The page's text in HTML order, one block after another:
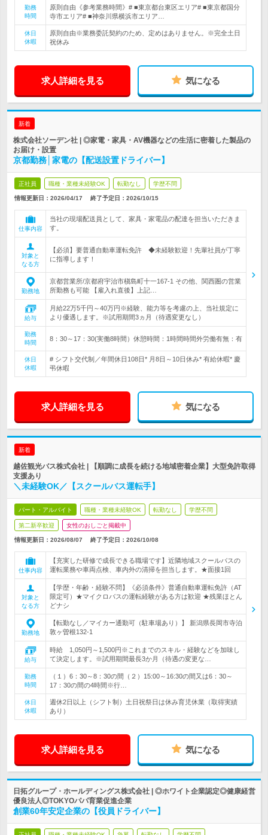
勤務
時間
原則自由《参考業務時間》# ■東京都台東区エリア# ■東京都国分
寺市エリア# ■神奈川県横浜市エリア…
休日
休暇
原則自由※業務委託契約のため、定めはありません。※完全土日
祝休み
求人詳細を見る 気になる
新着
株式会社ソーデン社 | ◎家電・家具・AV機器などの生活に密着した製品の
お届け・設置
京都勤務│家電の【配送設置ドライバー】
正社員 職種・業種未経験OK 転勤なし 学歴不問
情報更新日：2026/04/17 終了予定日： 2026/10/15
仕事内容
当社の現場配送員として、家具・家電品の配達を担当いただきま
す。
対象と
なる方
【必須】要普通自動車運転免許 ◆未経験歓迎！先輩社員が丁寧
に指導します！
勤務地
京都営業所/京都府宇治市槇島町十一167-1 その他、関西圏の営業
所勤務も可能 【雇入れ直後】上記…
給与
月給22万5千円～40万円※経験、能力等を考慮の上、当社規定に
より優遇します。※試用期間3ヵ月（待遇変更なし）
勤務
時間
8：30～17：30(実働8時間）休憩時間：1時間時間外労働有無：有
休日
休暇
# シフト交代制／年間休日108日* 月8日～10日休み* 有給休暇* 慶
弔休暇
求人詳細を見る 気になる
新着
越佐観光バス株式会社 | 【順調に成長を続ける地域密着企業】大型免許取得
支援あり
＼未経験OK／【スクールバス運転手】
パート・アルバイト 職種・業種未経験OK 転勤なし 学歴不問
第二新卒歓迎 女性のおしごと掲載中
情報更新日：2026/08/07 終了予定日： 2026/10/08
仕事内容
【充実した研修で成長できる職場です】近隣地域スクールバスの
運転業務や車両点検、車内外の清掃を担当します。★面接1回
対象と
なる方
【学歴・年齢・経験不問】《必須条件》普通自動車運転免許（AT
限定可）★マイクロバスの運転経験がある方は歓迎 ★残業ほとん
どナシ
勤務地
【転勤なし／マイカー通勤可（駐車場あり）】 新潟県長岡市寺泊
敦ヶ曽根132-1
給与
時給 1,050円～1,500円※これまでのスキル・経験などを加味し
て決定します。※試用期間最長3か月（待遇の変更な…
勤務
時間
（１）6：30～8：30の間（２）15:00～16:30の間又は6：30～
17：30の間の4時間※行…
休日
休暇
週休2日以上（シフト制）土日祝祭日は休み育児休業（取得実績
あり）
求人詳細を見る 気になる
日拓グループ・ホールディングス株式会社 | ◎ホワイト企業認定◎健康経営
優良法人◎TOKYOパパ育業促進企業
創業60年安定企業の【役員ドライバー】